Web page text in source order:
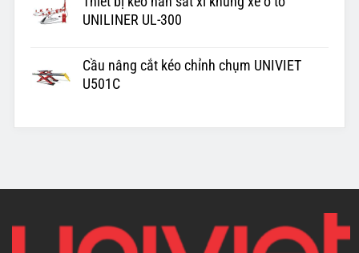
UNILINER UL-300
Cầu nâng cắt kéo chỉnh chụm UNIVIET
U501C